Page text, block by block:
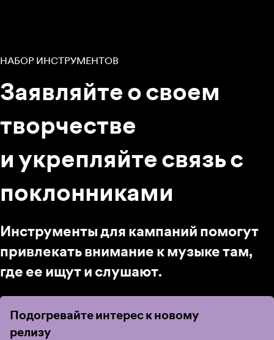
НАБОР ИНСТРУМЕНТОВ
Заявляйте о своем
творчестве
и укрепляйте связь с
поклонниками
Инструменты для кампаний помогут
привлекать внимание к музыке там,
где ее ищут и слушают.
Подогревайте интерес к новому
релизу
Подогревайте интерес к новому
релизу